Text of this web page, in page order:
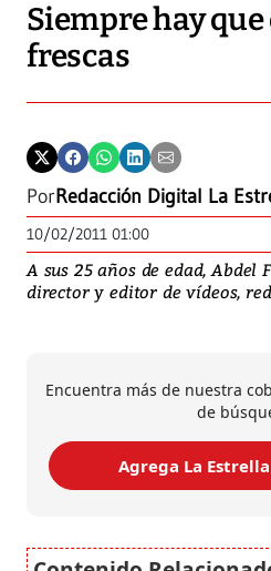
Siempre hay
frescas
PorRedacción Digital La
10/02/2011 01:00
A sus 25 años de edad, Abdel
director y editor de vídeos,
Encuentra más de nuestra
de
Agrega La